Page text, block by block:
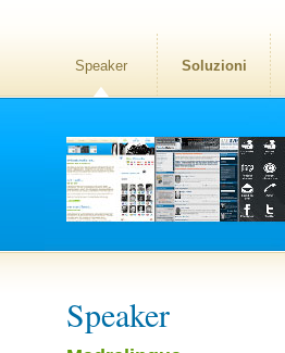
Speaker Soluzioni
Speaker